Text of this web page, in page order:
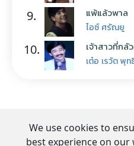
9. แพ้แล้วพาล
ไอซ์ ศรัณยู
10. เจ้าสาวที่กลั
เต๋อ เรวัต พุท
We use cookies to
best experience on